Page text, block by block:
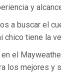
y
a buscar el
chico tiene la
el
los mejores y